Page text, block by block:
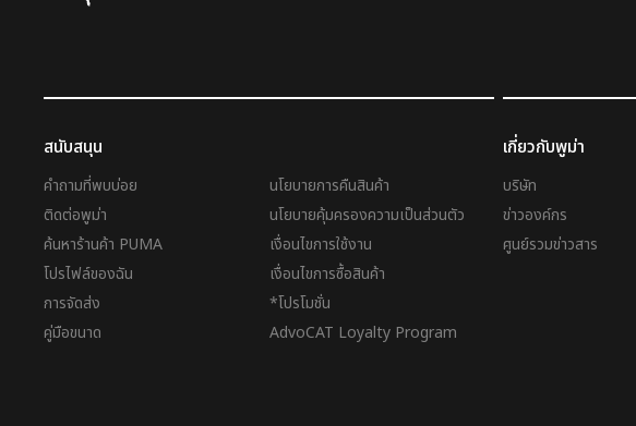
สนับสนุน
คำถามที่พบบ่อย
ติดต่อพูม่า
ค้นหาร้านค้า PUMA
โปรไฟล์ของฉัน
การจัดส่ง
คู่มือขนาด
นโยบายการคืนสินค้า
นโยบายคุ้มครองความเป็นส่วนตัว
เงื่อนไขการใช้งาน
เงื่อนไขการซื้อสินค้า
*โปรโมชั่น
AdvoCAT Loyalty Program
เกี่ยวกับพูม่า
บริษัท
ข่าวองค์กร
ศูนย์รวมข่าวสาร